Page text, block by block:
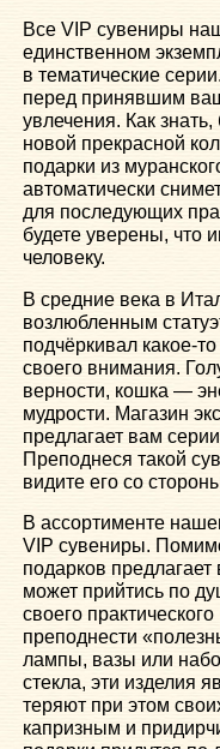
Все VIP сувениры
единственном
в тематические
перед принявшим
увлечения. Как
новой прекрасной
подарки из
автоматически
для последующих
будете уверены, что
человеку.
В средние века в
возлюбленным
подчёркивал какое-
своего внимания.
верности, кошка —
мудрости. Магазин
предлагает вам
Преподнеся такой
видите его со
В ассортименте
VIP сувениры.
подарков
может прийтись по
своего
преподнести
лампы, вазы или
стекла, эти изделия
теряют при этом
капризным и